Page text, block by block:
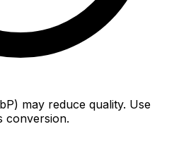
may reduce quality. Use
conversion.